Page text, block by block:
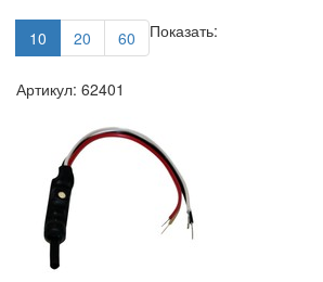
Показать:
10 20 60
Артикул: 62401